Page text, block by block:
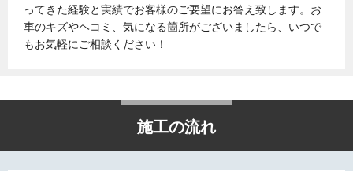
ってきた経験と実績でお客様のご要望にお答え致します。お
車のキズやヘコミ、気になる箇所がございましたら、いつで
もお気軽にご相談ください！
施工の流れ